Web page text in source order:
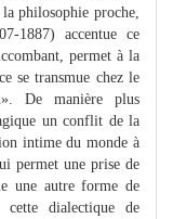
philosophie proche,
1887) accentue ce
permet à la
se transmue chez le
De manière plus
un conflit de la
intime du monde à
permet une prise de
une autre forme de
cette dialectique de